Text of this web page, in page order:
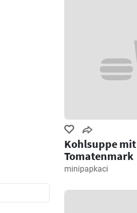
Kohlsuppe mit
Tomatenmark
minipapkaci